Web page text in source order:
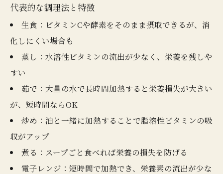
野菜の賢い食べ方で毎日を豊かにする方法
電子レンジ活用で時短しながら栄養キープ
電子レンジ調理で野菜の栄養を守るコツ
時短でも叶う野菜調理方法一覧から厳選
野菜調理コツで時短と栄養価アップを両立
代表的な調理法と特徴
生食：ビタミンCや酵素をそのまま摂取できるが、消
化しにくい場合も
蒸し：水溶性ビタミンの流出が少なく、栄養を残しや
すい
茹で：大量の水で長時間加熱すると栄養損失が大きい
が、短時間ならOK
炒め：油と一緒に加熱することで脂溶性ビタミンの吸
収がアップ
煮る：スープごと食べれば栄養の損失を防げる
電子レンジ：短時間で加熱でき、栄養素の流出が少な